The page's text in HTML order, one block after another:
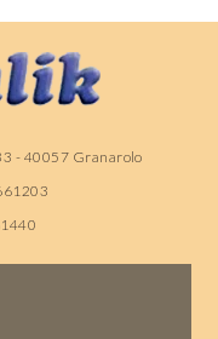
- 40057 Granarolo